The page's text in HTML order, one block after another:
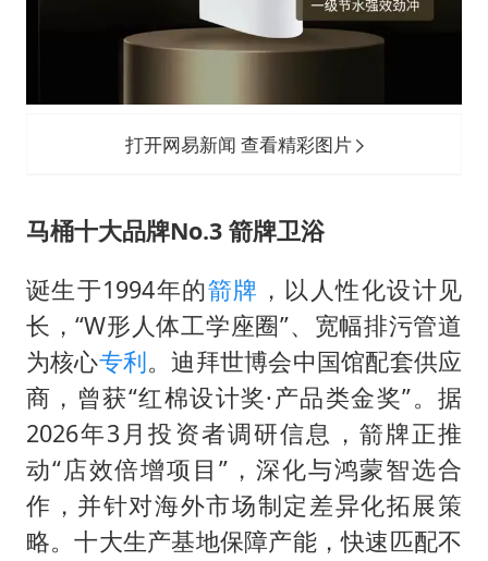
打开网易新闻 查看精彩图片
马桶十大品牌No.3 箭牌卫浴
诞生于1994年的箭牌 ，以人性化设计见
长，“W形人体工学座圈”、宽幅排污管道
为核心专利。迪拜世博会中国馆配套供应
商，曾获“红棉设计奖·产品类金奖”。据
2026年3月投资者调研信息，箭牌正推
动“店效倍增项目”，深化与鸿蒙智选合
作，并针对海外市场制定差异化拓展策
略。十大生产基地保障产能，快速匹配不